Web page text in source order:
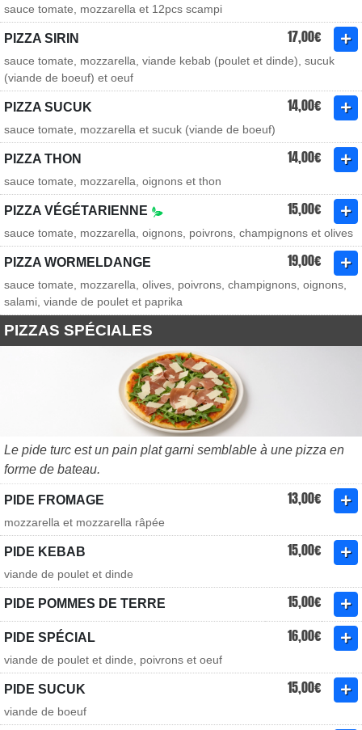
sauce tomate, mozzarella et 12pcs scampi
PIZZA SIRIN 17,00€
sauce tomate, mozzarella, viande kebab (poulet et dinde), sucuk
(viande de boeuf) et oeuf
PIZZA SUCUK 14,00€
sauce tomate, mozzarella et sucuk (viande de boeuf)
PIZZA THON 14,00€
sauce tomate, mozzarella, oignons et thon
PIZZA VÉGÉTARIENNE 15,00€
sauce tomate, mozzarella, oignons, poivrons, champignons et olives
PIZZA WORMELDANGE 19,00€
sauce tomate, mozzarella, olives, poivrons, champignons, oignons,
salami, viande de poulet et paprika
PIZZAS SPÉCIALES
Le pide turc est un pain plat garni semblable à une pizza en
forme de bateau.
PIDE FROMAGE 13,00€
mozzarella et mozzarella râpée
PIDE KEBAB 15,00€
viande de poulet et dinde
PIDE POMMES DE TERRE 15,00€
PIDE SPÉCIAL 16,00€
viande de poulet et dinde, poivrons et oeuf
PIDE SUCUK 15,00€
viande de boeuf